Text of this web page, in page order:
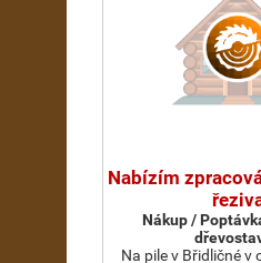
Nabízím
Nákup /
Na pile v Břidličné v